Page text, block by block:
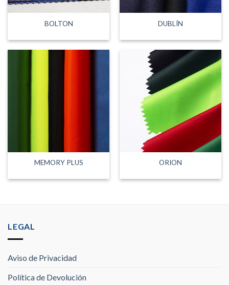
BOLTON DUBLÍN
MEMORY PLUS ORION
LEGAL
Aviso de Privacidad
Política de Devolución